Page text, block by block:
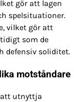
gör att lagen
spelsituationer.
vilket gör att
som de
defensiv soliditet.
motståndare
att utnyttja